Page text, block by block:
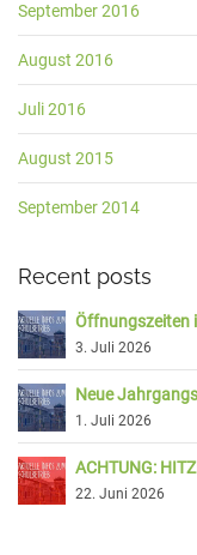
September 2016
August 2016
Juli 2016
August 2015
September 2014
Recent posts
Öffnungszeiten
3. Juli 2026
Neue
1. Juli 2026
ACHTUNG:
22. Juni 2026